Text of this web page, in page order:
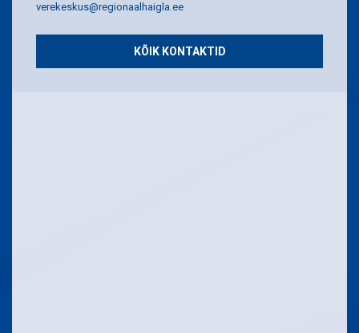
verekeskus@regionaalhaigla.ee
KÕIK KONTAKTID